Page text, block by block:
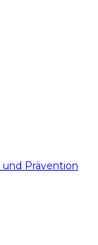
und Prävention